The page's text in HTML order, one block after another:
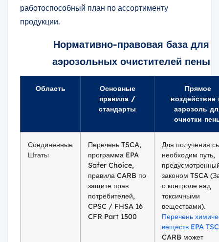
работоспособный план по ассортименту
продукции.
Нормативно-правовая база для
аэрозольных очистителей пены
Область
Основные
правила /
стандарты
Прямое
воздействие
аэрозоль
очистки
Соединенные
Штаты
Перечень TSCA,
программа EPA
Safer Choice,
правила CARB по
защите прав
потребителей,
CPSC / FHSA 16
CFR Part 1500
Для получения
необходим путь,
законом TSCA
о контроле над
токсичными
веществами).
Перечень
веществ EPA
CARB может